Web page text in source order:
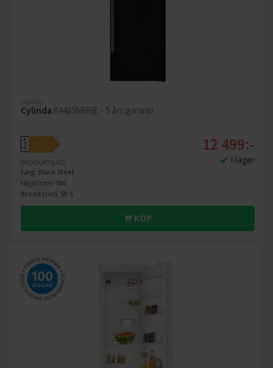
Kylskåp
Cylinda K4485NBIHE - 5 års garanti!
A
↑
G
E
PRODUKTBLAD
Färg: Black Steel
Höjd (cm): 186
Bredd (cm): 59.5
12 499:-
I lager
KÖP